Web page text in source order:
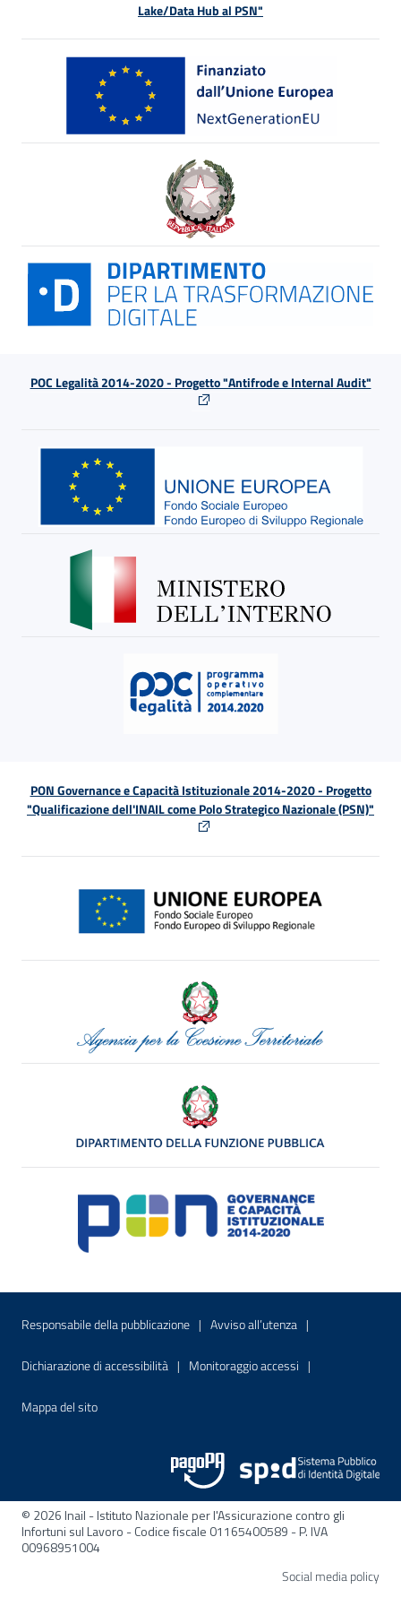
Lake/Data Hub al PSN"
POC Legalità 2014-2020 - Progetto "Antifrode e Internal Audit"
PON Governance e Capacità Istituzionale 2014-2020 - Progetto
"Qualificazione dell'INAIL come Polo Strategico Nazionale (PSN)"
Menu di servizio
Responsabile della pubblicazione Sito interno - Apre in una nuova
Avviso all’utenza Sito interno -
Dichiarazione di accessibilità Sito interno - Apre in una nuova finestra
Monitoraggio accessi Sito interno -
Mappa del sitoSito interno - Apre nella stessa finestra
© 2026 Inail - Istituto Nazionale per l'Assicurazione contro gli
Infortuni sul Lavoro - Codice fiscale 01165400589 - P. IVA
00968951004
Social media policy